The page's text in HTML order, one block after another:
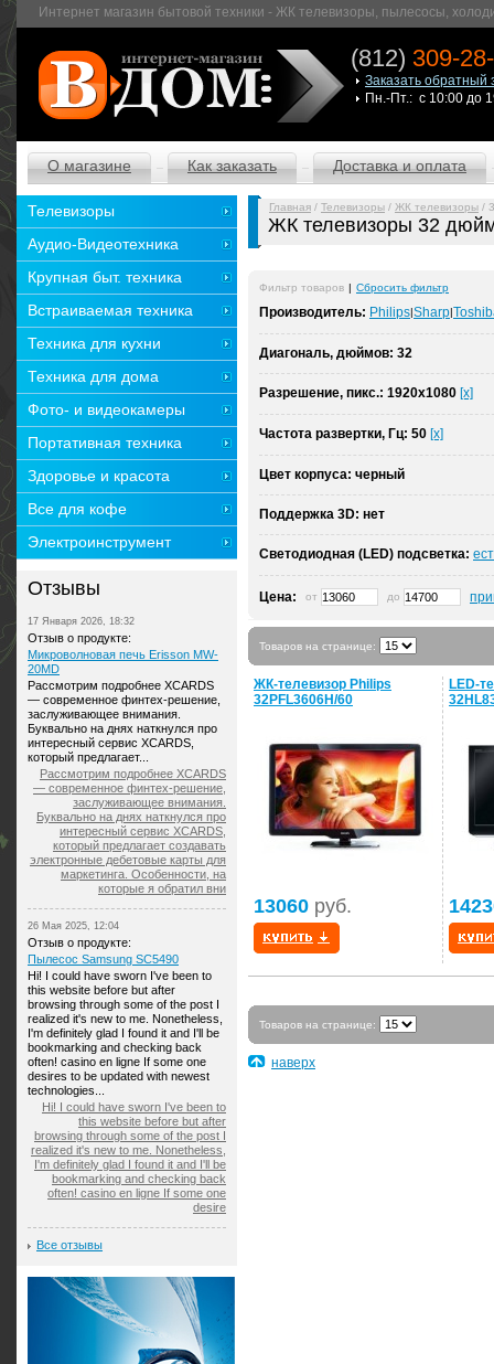
Интернет магазин бытовой техники - ЖК телевизоры, пылесосы,
(812) 309-
Заказать обратный
Пн.-Пт.: с 10:00 до
О магазине Как заказать Доставка и оплата
Главная / Телевизоры / ЖК телевизоры /
ЖК телевизоры 32
Фильтр товаров | Сбросить фильтр
Производитель: Philips|Sharp|
Диагональ, дюймов: 32
Разрешение, пикс.: 1920x1080 [x]
Частота развертки, Гц: 50 [x]
Цвет корпуса: черный
Поддержка 3D: нет
Светодиодная (LED) подсветка:
Цена: от до
Товаров на странице:
ЖК-телевизор Philips
32PFL3606H/60
13060 руб.
LED-
Товаров на странице:
наверх
Телевизоры
Аудио-Видеотехника
Крупная быт. техника
Встраиваемая техника
Техника для кухни
Техника для дома
Фото- и видеокамеры
Портативная техника
Здоровье и красота
Все для кофе
Электроинструмент
Отзывы
17 Января 2026, 18:32
Отзыв о продукте:
Микроволновая печь Erisson MW-
20MD
Рассмотрим подробнее XCARDS
— современное финтех-решение,
заслуживающее внимания.
Буквально на днях наткнулся про
интересный сервис XCARDS,
который предлагает...
Рассмотрим подробнее XCARDS
— современное финтех-решение,
заслуживающее внимания.
Буквально на днях наткнулся про
интересный сервис XCARDS,
который предлагает создавать
электронные дебетовые карты для
маркетинга. Особенности, на
которые я обратил вни
26 Мая 2025, 12:04
Отзыв о продукте:
Пылесос Samsung SC5490
Hi! I could have sworn I've been to
this website before but after
browsing through some of the post I
realized it's new to me. Nonetheless,
I'm definitely glad I found it and I'll be
bookmarking and checking back
often! casino en ligne If some one
desires to be updated with newest
technologies...
Hi! I could have sworn I've been to
this website before but after
browsing through some of the post I
realized it's new to me. Nonetheless,
I'm definitely glad I found it and I'll be
bookmarking and checking back
often! casino en ligne If some one
desire
Все отзывы